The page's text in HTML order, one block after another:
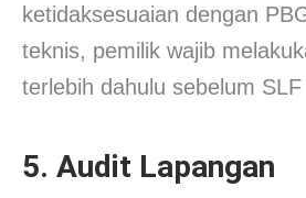
ketidaksesuaian dengan
teknis, pemilik wajib
terlebih dahulu sebelum
5. Audit Lapangan